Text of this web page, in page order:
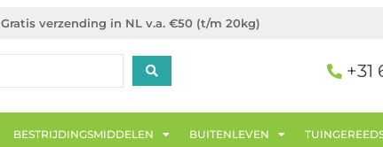
Gratis verzending in NL v.a. €50 (t/m 20kg)
+31
BESTRIJDINGSMIDDELEN BUITENLEVEN